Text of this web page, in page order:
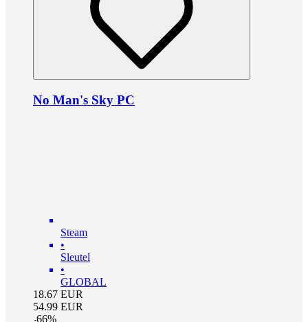
No Man's Sky PC
Steam
•
Sleutel
•
GLOBAL
18.67 EUR
54.99 EUR
-66%